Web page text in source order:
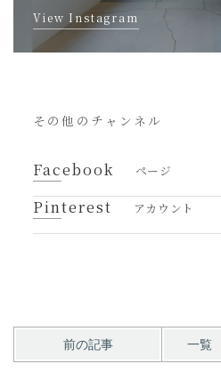
View Instagram
その他のチャンネル
Facebook ページ
Pinterest アカウント
前の記事 一覧